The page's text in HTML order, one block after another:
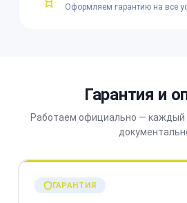
Оформляем гарантию на все
Гарантия и
Работаем официально — каждый
ГАРАНТИЯ